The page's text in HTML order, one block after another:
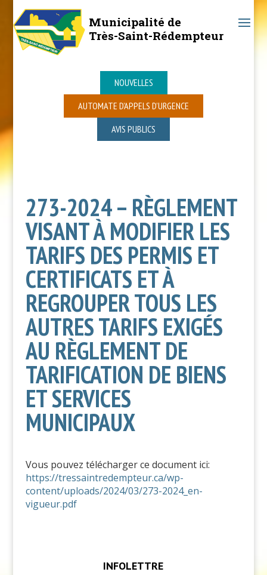
Municipalité de
Très-Saint-Rédempteur
NOUVELLES
AUTOMATE D’APPELS D’URGENCE
AVIS PUBLICS
273-2024 – RÈGLEMENT
VISANT À MODIFIER LES
TARIFS DES PERMIS ET
CERTIFICATS ET À
REGROUPER TOUS LES
AUTRES TARIFS EXIGÉS
AU RÈGLEMENT DE
TARIFICATION DE BIENS
ET SERVICES
MUNICIPAUX
Vous pouvez télécharger ce document ici:
https://tressaintredempteur.ca/wp-
content/uploads/2024/03/273-2024_en-
vigueur.pdf
INFOLETTRE